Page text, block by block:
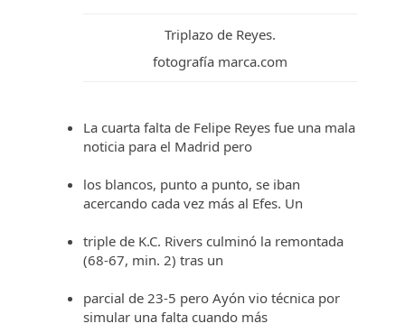
Triplazo de Reyes.
fotografía marca.com
La cuarta falta de Felipe Reyes fue una mala
noticia para el Madrid pero
los blancos, punto a punto, se iban
acercando cada vez más al Efes. Un
triple de K.C. Rivers culminó la remontada
(68-67, min. 2) tras un
parcial de 23-5 pero Ayón vio técnica por
simular una falta cuando más